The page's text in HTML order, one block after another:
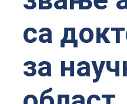
са
за